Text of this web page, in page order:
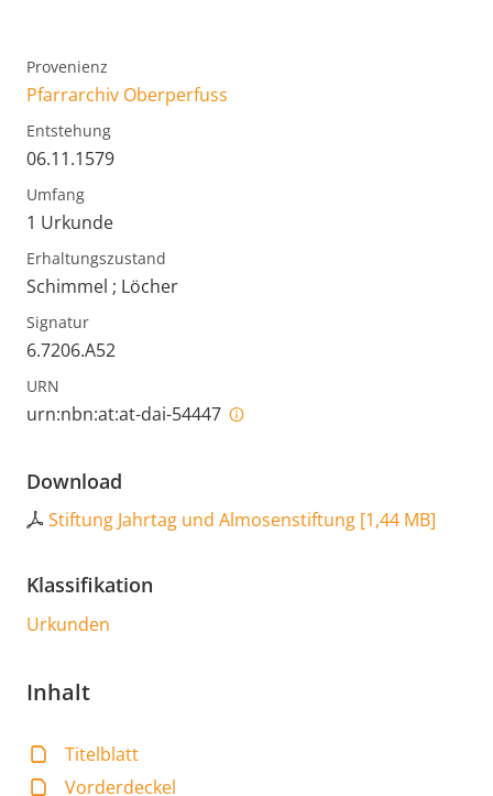
Provenienz
Pfarrarchiv Oberperfuss
Entstehung
06.11.1579
Umfang
1 Urkunde
Erhaltungszustand
Schimmel ; Löcher
Signatur
6.7206.A52
URN
urn:nbn:at:at-dai-54447
Download
Stiftung Jahrtag und Almosenstiftung [1,44 MB]
Klassifikation
Urkunden
Inhalt
Titelblatt
Vorderdeckel